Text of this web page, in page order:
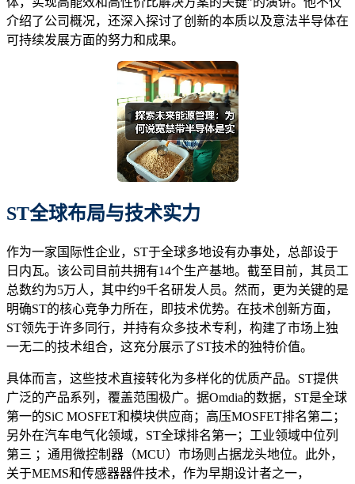
介绍了公司概况，还深入探讨了创新的本质以及意法半导体在
可持续发展方面的努力和成果。​
ST全球布局与技术实力
作为一家国际性企业，ST于全球多地设有办事处，总部设于
日内瓦。该公司目前共拥有14个生产基地。截至目前，其员工
总数约为5万人，其中约9千名研发人员。然而，更为关键的是
明确ST的核心竞争力所在，即技术优势。在技术创新方面，
ST领先于许多同行，并持有众多技术专利，构建了市场上独
一无二的技术组合，这充分展示了ST技术的独特价值。
具体而言，这些技术直接转化为多样化的优质产品。ST提供
广泛的产品系列，覆盖范围极广。据Omdia的数据，ST是全球
第一的SiC MOSFET和模块供应商；高压MOSFET排名第二；
另外在汽车电气化领域，ST全球排名第一；工业领域中位列
第三 ；通用微控制器（MCU）市场则占据龙头地位。此外，
关于MEMS和传感器器件技术，作为早期设计者之一，